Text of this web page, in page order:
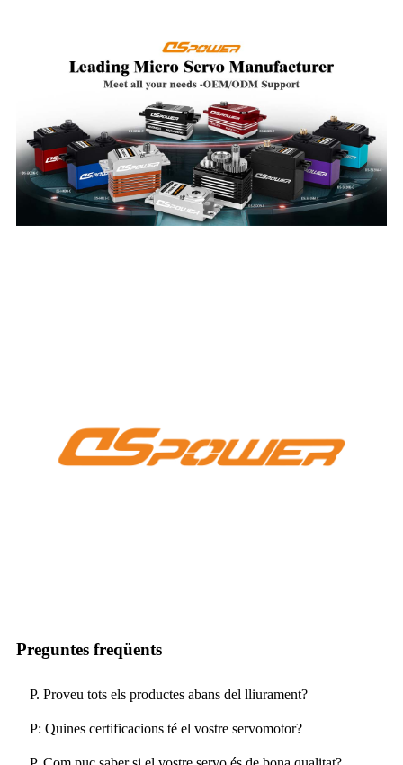
Preguntes freqüents
P. Proveu tots els productes abans del lliurament?
P: Quines certificacions té el vostre servomotor?